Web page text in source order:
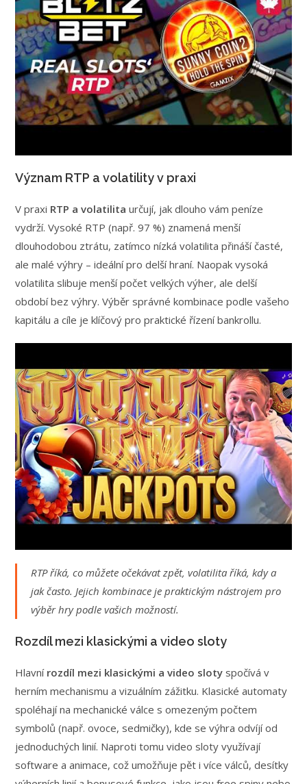
Význam RTP a volatility v praxi
V praxi RTP a volatilita určují, jak dlouho vám peníze
vydrží. Vysoké RTP (např. 97 %) znamená menší
dlouhodobou ztrátu, zatímco nízká volatilita přináší časté,
ale malé výhry – ideální pro delší hraní. Naopak vysoká
volatilita slibuje menší počet velkých výher, ale delší
období bez výhry. Výběr správné kombinace podle vašeho
kapitálu a cíle je klíčový pro praktické řízení bankrollu.
RTP říká, co můžete očekávat zpět, volatilita říká, kdy a
jak často. Jejich kombinace je praktickým nástrojem pro
výběr hry podle vašich možností.
Rozdíl mezi klasickými a video sloty
Hlavní rozdíl mezi klasickými a video sloty spočívá v
herním mechanismu a vizuálním zážitku. Klasické automaty
spoléhají na mechanické válce s omezeným počtem
symbolů (např. ovoce, sedmičky), kde se výhra odvíjí od
jednoduchých linií. Naproti tomu video sloty využívají
software a animace, což umožňuje pět i více válců, desítky